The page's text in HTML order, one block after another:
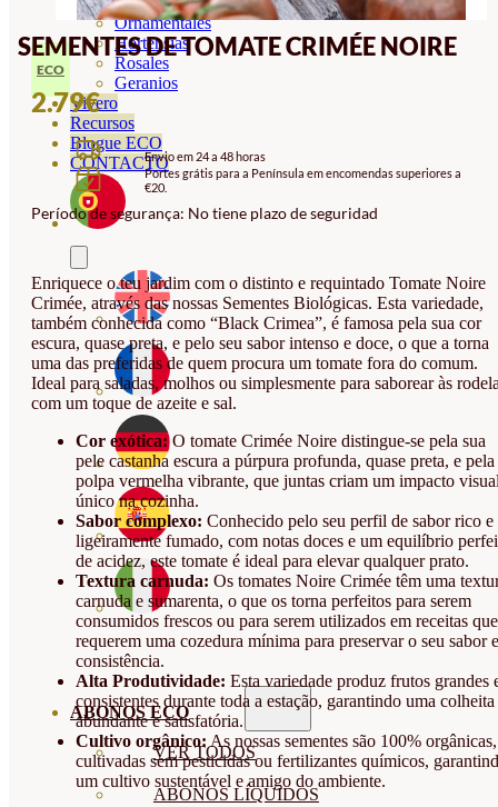
Ornamentales
Hortensias
Rosales
Geranios
Vivero
Recursos
Blogue ECO
CONTACTO
ABONOS ECO
VER TODOS
ABONOS LÍQUIDOS
SEMENTES DE TOMATE CRIMÉE NOIRE
ECO
2.79€
Envio em 24 a 48 horas
Portes grátis para a Península em encomendas superiores a
€20.
Período de segurança: No tiene plazo de seguridad
Enriquece o teu jardim com o distinto e requintado Tomate Noire
Crimée, através das nossas Sementes Biológicas. Esta variedade,
também conhecida como “Black Crimea”, é famosa pela sua cor
escura, quase preta, e pelo seu sabor intenso e doce, o que a torna
uma das preferidas de quem procura um tomate fora do comum.
Ideal para saladas, molhos ou simplesmente para saborear às
com um toque de azeite e sal.
Cor exótica:O tomate Crimée Noire distingue-se pela sua
pele castanha escura a púrpura profunda, quase preta, e pela
polpa vermelha vibrante, que juntas criam um impacto
único na cozinha.
Sabor complexo: Conhecido pelo seu perfil de sabor rico e
ligeiramente fumado, com notas doces e um equilíbrio
de acidez, este tomate é ideal para elevar qualquer prato.
Textura carnuda: Os tomates Noire Crimée têm uma
carnuda e sumarenta, o que os torna perfeitos para serem
consumidos frescos ou para serem utilizados em receitas que
requerem uma cozedura mínima para preservar o seu sabor e
consistência.
Alta Produtividade: Esta variedade produz frutos grandes
consistentes durante toda a estação, garantindo uma colheita
abundante e satisfatória.
Cultivo orgânico: As nossas sementes são 100% orgânicas,
cultivadas sem pesticidas ou fertilizantes químicos,
um cultivo sustentável e amigo do ambiente.